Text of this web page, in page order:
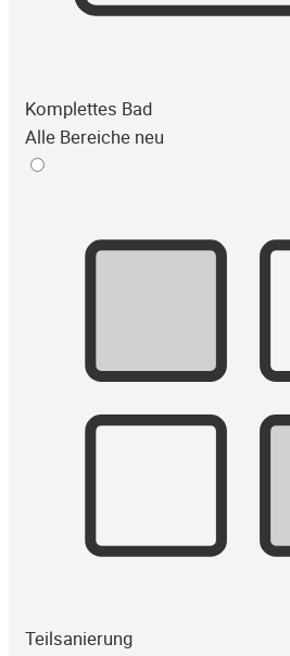
Komplettes Bad
Alle Bereiche neu
Teilsanierung